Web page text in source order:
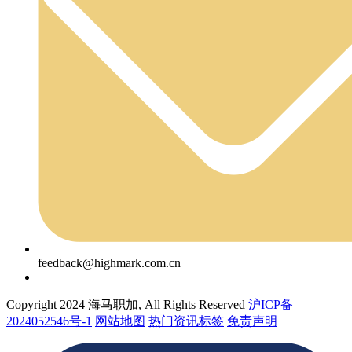
feedback@highmark.com.cn
Copyright 2024 海马职加, All Rights Reserved 沪ICP备
2024052546号-1 网站地图 热门资讯标签 免责声明